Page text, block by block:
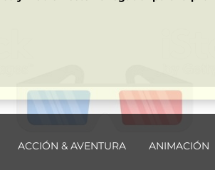
ACCIÓN & AVENTURA ANIMACIÓN